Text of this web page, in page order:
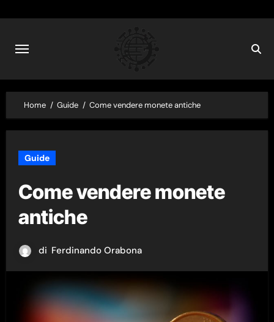
content
Home Guide Come vendere monete antiche
Guide
Come vendere monete
antiche
di Ferdinando Orabona